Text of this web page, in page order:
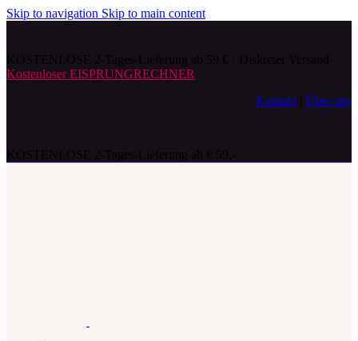
Skip to navigation Skip to main content
Kostenloser EISPRUNGRECHNER
Kontakt
Über uns